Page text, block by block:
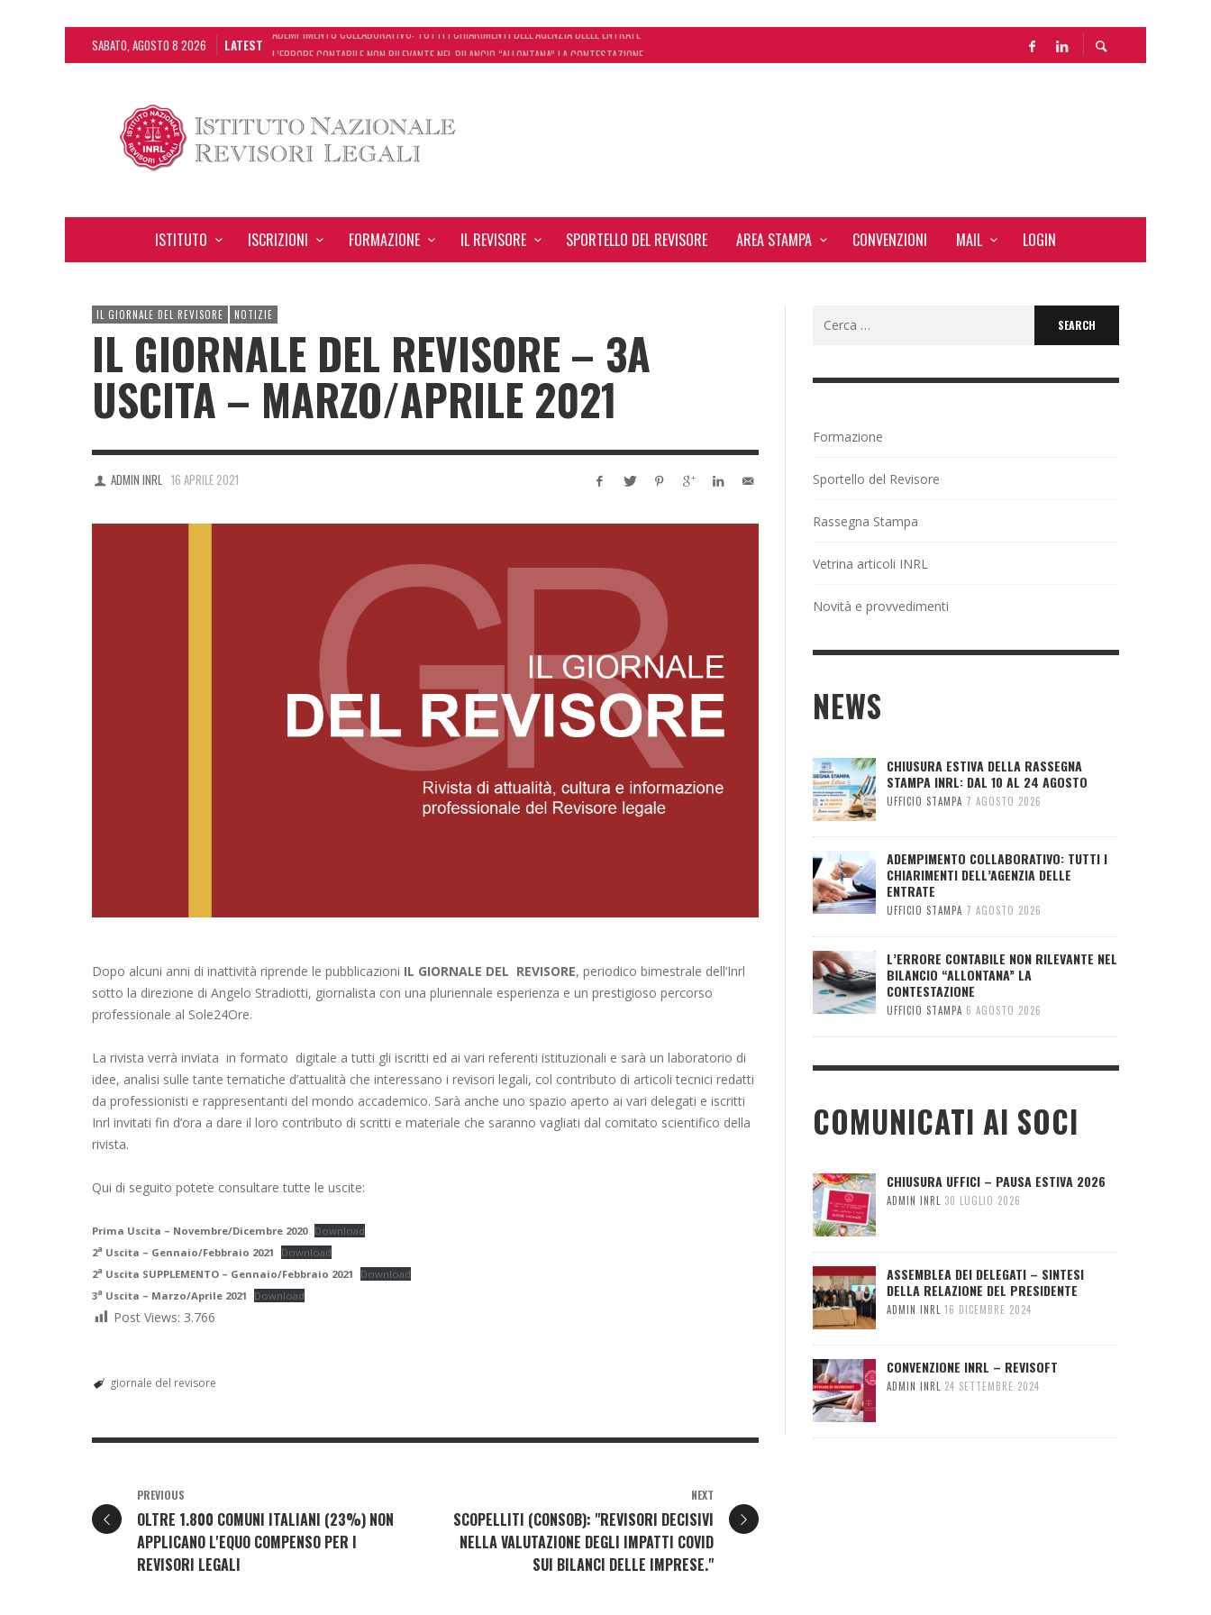
SABATO, AGOSTO 8 2026 LATEST
L’ERRORE CONTABILE NON RILEVANTE NEL BILANCIO “ALLONTANA” LA CONTESTAZIONE
DECRETO OMNIBUS: CON IL CONCORDATO UNO ‘SCUDO’ FISCALE DI 4 ANNI
ISTITUTO ISCRIZIONI FORMAZIONE IL REVISORE SPORTELLO DEL REVISORE AREA STAMPA CONVENZIONI MAIL LOGIN
IL GIORNALE DEL REVISORE NOTIZIE
IL GIORNALE DEL REVISORE – 3A
USCITA – MARZO/APRILE 2021
ADMIN INRL 16 APRILE 2021
Dopo alcuni anni di inattività riprende le pubblicazioni IL GIORNALE DEL REVISORE, periodico bimestrale dell’Inrl
sotto la direzione di Angelo Stradiotti, giornalista con una pluriennale esperienza e un prestigioso percorso
professionale al Sole24Ore.
La rivista verrà inviata in formato digitale a tutti gli iscritti ed ai vari referenti istituzionali e sarà un laboratorio di
idee, analisi sulle tante tematiche d’attualità che interessano i revisori legali, col contributo di articoli tecnici redatti
da professionisti e rappresentanti del mondo accademico. Sarà anche uno spazio aperto ai vari delegati e iscritti
Inrl invitati fin d’ora a dare il loro contributo di scritti e materiale che saranno vagliati dal comitato scientifico della
rivista.
Qui di seguito potete consultare tutte le uscite:
Prima Uscita – Novembre/Dicembre 2020 Download
2a Uscita – Gennaio/Febbraio 2021
Download
2a Uscita SUPPLEMENTO – Gennaio/Febbraio 2021
Download
3a Uscita – Marzo/Aprile 2021 Download
Post Views: 3.766
giornale del revisore
PREVIOUS
OLTRE 1.800 COMUNI ITALIANI (23%) NON
APPLICANO L'EQUO COMPENSO PER I
REVISORI LEGALI
NEXT
SCOPELLITI (CONSOB): "REVISORI DECISIVI
NELLA VALUTAZIONE DEGLI IMPATTI COVID
SUI BILANCI DELLE IMPRESE."
Formazione
Sportello del Revisore
Rassegna Stampa
Vetrina articoli INRL
Novità e provvedimenti
NEWS
CHIUSURA ESTIVA DELLA RASSEGNA
STAMPA INRL: DAL 10 AL 24 AGOSTO
UFFICIO STAMPA 7 AGOSTO 2026
ADEMPIMENTO COLLABORATIVO: TUTTI I
CHIARIMENTI DELL’AGENZIA DELLE
ENTRATE
UFFICIO STAMPA 7 AGOSTO 2026
L’ERRORE CONTABILE NON RILEVANTE NEL
BILANCIO “ALLONTANA” LA
CONTESTAZIONE
UFFICIO STAMPA 6 AGOSTO 2026
COMUNICATI AI SOCI
CHIUSURA UFFICI – PAUSA ESTIVA 2026
ADMIN INRL 30 LUGLIO 2026
ASSEMBLEA DEI DELEGATI – SINTESI
DELLA RELAZIONE DEL PRESIDENTE
ADMIN INRL 16 DICEMBRE 2024
CONVENZIONE INRL – REVISOFT
ADMIN INRL 24 SETTEMBRE 2024